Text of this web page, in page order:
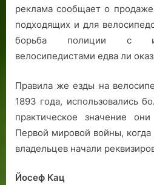
реклама сообщает о
подходящих и для
борьба полиции с их
велосипедистами едва ли
Правила же езды на
1893 года, использовались
практическое значение
Первой мировой войны,
владельцев начали
Йосеф Кац